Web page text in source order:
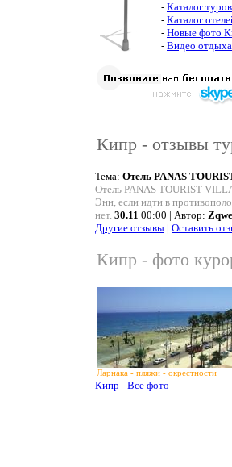
- Каталог
- Каталог
- Новые фото
- Видео
Кипр - отзывы
Тема: Отель PANAS
Отель PANAS TOURIST
Энн, если идти в
нет. 30.11 00:00 | Автор:
Другие отзывы | Оставить
Кипр - фото
Ларнака - пляжи - окрестности
Кипр - Все фото